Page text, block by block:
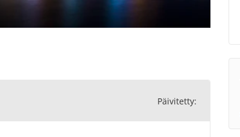
Päivitetty: